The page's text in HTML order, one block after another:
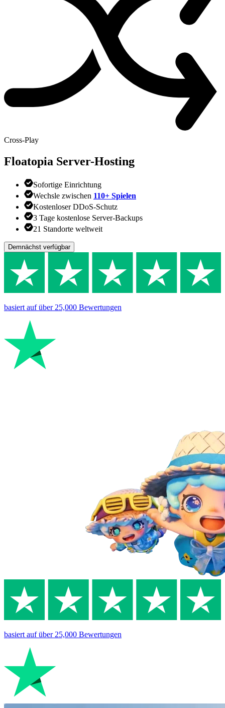
Cross-Play
Floatopia Server-Hosting
Sofortige Einrichtung
Wechsle zwischen 110+ Spielen
Kostenloser DDoS-Schutz
3 Tage kostenlose Server-Backups
21 Standorte weltweit
Demnächst verfügbar
basiert aufüber 25,000 Bewertungen
basiert aufüber 25,000 Bewertungen